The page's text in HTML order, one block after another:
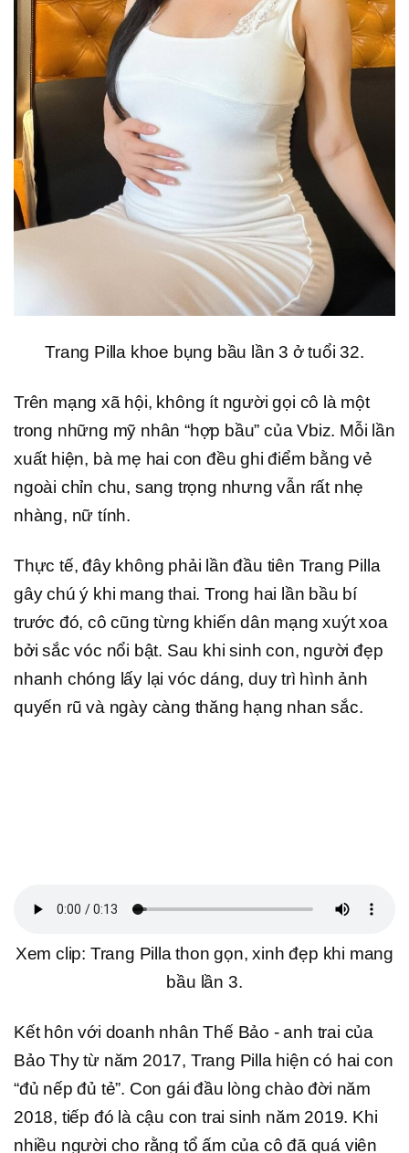
Trang Pilla khoe bụng bầu lần 3 ở tuổi 32.
Trên mạng xã hội, không ít người gọi cô là một
trong những mỹ nhân “hợp bầu” của Vbiz. Mỗi lần
xuất hiện, bà mẹ hai con đều ghi điểm bằng vẻ
ngoài chỉn chu, sang trọng nhưng vẫn rất nhẹ
nhàng, nữ tính.
Thực tế, đây không phải lần đầu tiên Trang Pilla
gây chú ý khi mang thai. Trong hai lần bầu bí
trước đó, cô cũng từng khiến dân mạng xuýt xoa
bởi sắc vóc nổi bật. Sau khi sinh con, người đẹp
nhanh chóng lấy lại vóc dáng, duy trì hình ảnh
quyến rũ và ngày càng thăng hạng nhan sắc.
Xem clip: Trang Pilla thon gọn, xinh đẹp khi mang
bầu lần 3.
Kết hôn với doanh nhân Thế Bảo - anh trai của
Bảo Thy từ năm 2017, Trang Pilla hiện có hai con
“đủ nếp đủ tẻ”. Con gái đầu lòng chào đời năm
2018, tiếp đó là cậu con trai sinh năm 2019. Khi
nhiều người cho rằng tổ ấm của cô đã quá viên